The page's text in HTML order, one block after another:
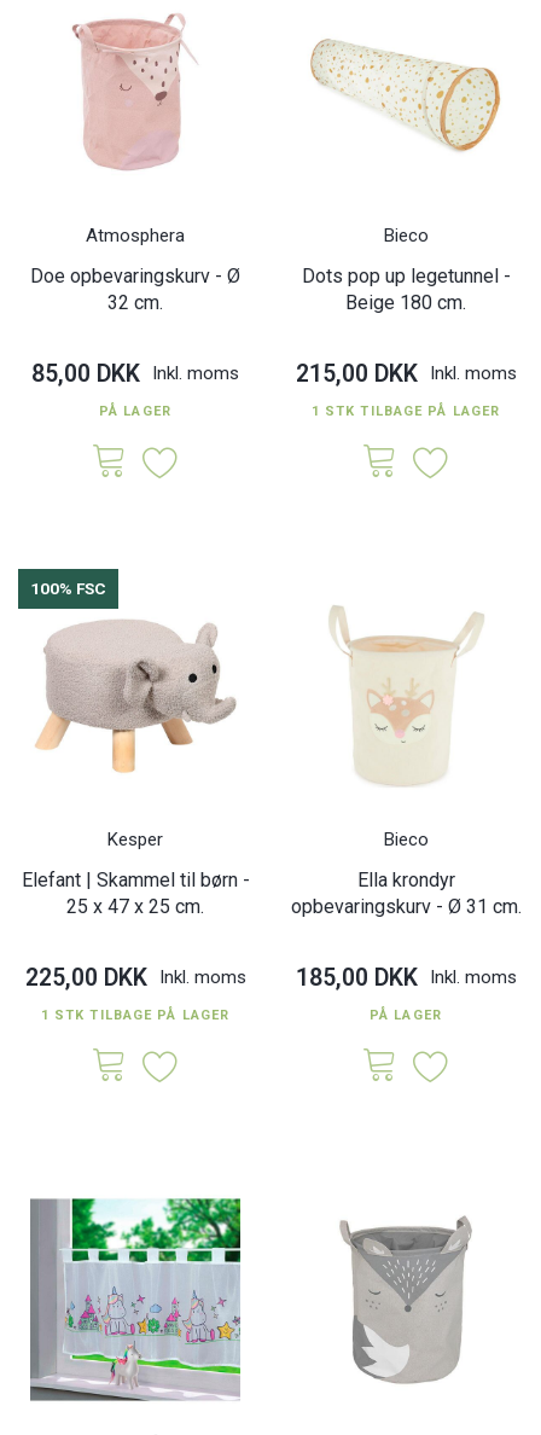
Atmosphera
Doe opbevaringskurv - Ø
32 cm.
85,00 DKK Inkl. moms
PÅ LAGER
Bieco
Dots pop up legetunnel -
Beige 180 cm.
215,00 DKK Inkl. moms
1 STK TILBAGE PÅ LAGER
100% FSC
Kesper
Elefant | Skammel til børn -
25 x 47 x 25 cm.
225,00 DKK Inkl. moms
1 STK TILBAGE PÅ LAGER
Bieco
Ella krondyr
opbevaringskurv - Ø 31 cm.
185,00 DKK Inkl. moms
PÅ LAGER